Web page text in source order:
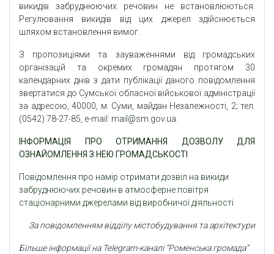
викидів забруднюючих речовин не встановлюються.
Регулювання викидів від цих джерел здійснюється
шляхом встановлення вимог.
З пропозиціями та зауваженнями від громадських
організацій та окремих громадян протягом 30
календарних днів з дати публікації даного повідомлення
звертатися до Сумської обласної військової адміністрації
за адресою, 40000, м. Суми, майдан Незалежності, 2; тел.
(0542) 78-27-85, e-mail: mail@sm.gov.ua
ІНФОРМАЦІЯ ПРО ОТРИМАННЯ ДОЗВОЛУ ДЛЯ
ОЗНАЙОМЛЕННЯ З НЕЮ ГРОМАДСЬКОСТІ
Повідомлення про намір отримати дозвіл на викиди
забруднюючих речовин в атмосферне повітря
стаціонарними джерелами від виробничої діяльності
За повідомленням відділу містобудування та архітектури
Більше інформації на Telegram-каналі “Роменська громада”